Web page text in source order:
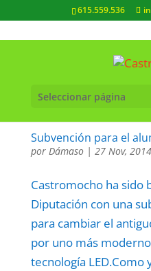
615.559.536
Seleccionar página
Subvención para el
por Dámaso| 27 Nov, 2014
Castromocho ha sido
Diputación con una
para cambiar el
por uno más
tecnología LED.Como